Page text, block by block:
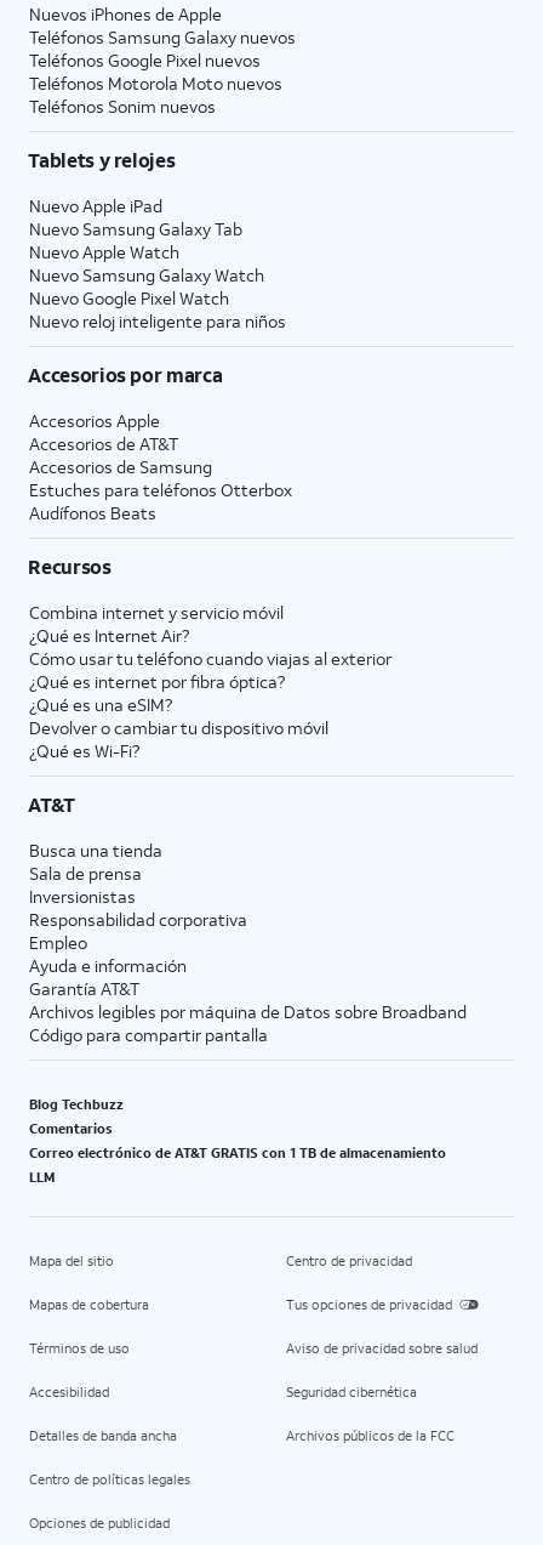
Nuevos iPhones de Apple
Teléfonos Samsung Galaxy nuevos
Teléfonos Google Pixel nuevos
Teléfonos Motorola Moto nuevos
Teléfonos Sonim nuevos
Tablets y relojes
Nuevo Apple iPad
Nuevo Samsung Galaxy Tab
Nuevo Apple Watch
Nuevo Samsung Galaxy Watch
Nuevo Google Pixel Watch
Nuevo reloj inteligente para niños
Accesorios por marca
Accesorios Apple
Accesorios de AT&T
Accesorios de Samsung
Estuches para teléfonos Otterbox
Audífonos Beats
Recursos
Combina internet y servicio móvil
¿Qué es Internet Air?
Cómo usar tu teléfono cuando viajas al exterior
¿Qué es internet por fibra óptica?
¿Qué es una eSIM?
Devolver o cambiar tu dispositivo móvil
¿Qué es Wi-Fi?
AT&T
Busca una tienda
Sala de prensa
Inversionistas
Responsabilidad corporativa
Empleo
Ayuda e información
Garantía AT&T
Archivos legibles por máquina de Datos sobre Broadband
Código para compartir pantalla
Blog Techbuzz
Comentarios
Correo electrónico de AT&T GRATIS con 1 TB de almacenamiento
LLM
Mapa del sitio
Mapas de cobertura
Términos de uso
Accesibilidad
Detalles de banda ancha
Centro de políticas legales
Opciones de publicidad
Centro de privacidad
Tus opciones de privacidad
Aviso de privacidad sobre salud
Seguridad cibernética
Archivos públicos de la FCC